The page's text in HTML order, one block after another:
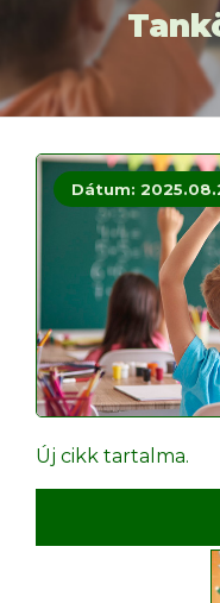
Dátum:
Új cikk tartalma.